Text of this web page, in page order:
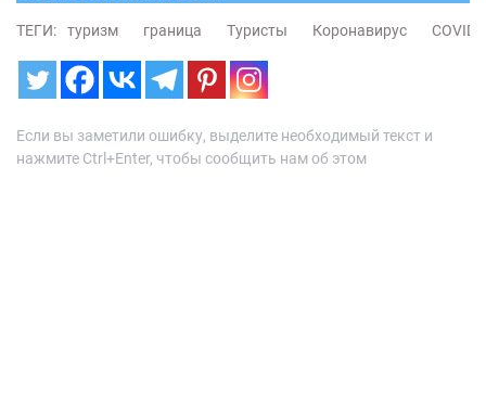
ТЕГИ: туризм граница Туристы Коронавирус COVID-
Если вы заметили ошибку, выделите необходимый текст и
нажмите Ctrl+Enter, чтобы сообщить нам об этом